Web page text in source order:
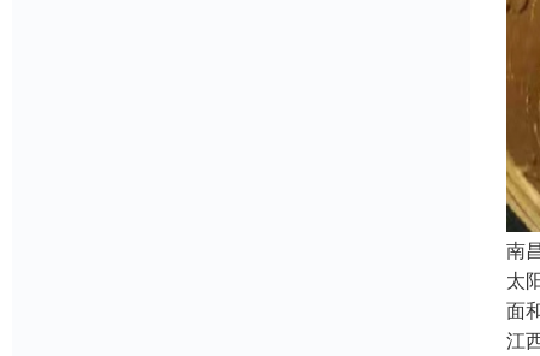
南
太
面
江